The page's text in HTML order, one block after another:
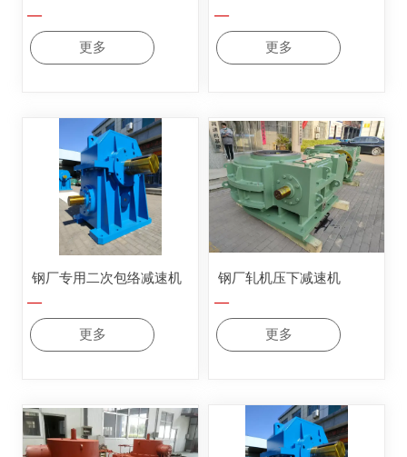
—
更多
—
更多
钢厂专用二次包络减速机
—
更多
钢厂轧机压下减速机
—
更多